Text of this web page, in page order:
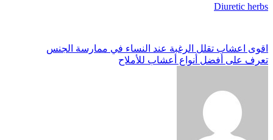
Diuretic herbs
تصفّح
المقالات
اقوى اعشاب تقلل الرغبة عند النساء في ممارسة الجنس
تعرف على أفضل أنواع أعشاب للأملاح